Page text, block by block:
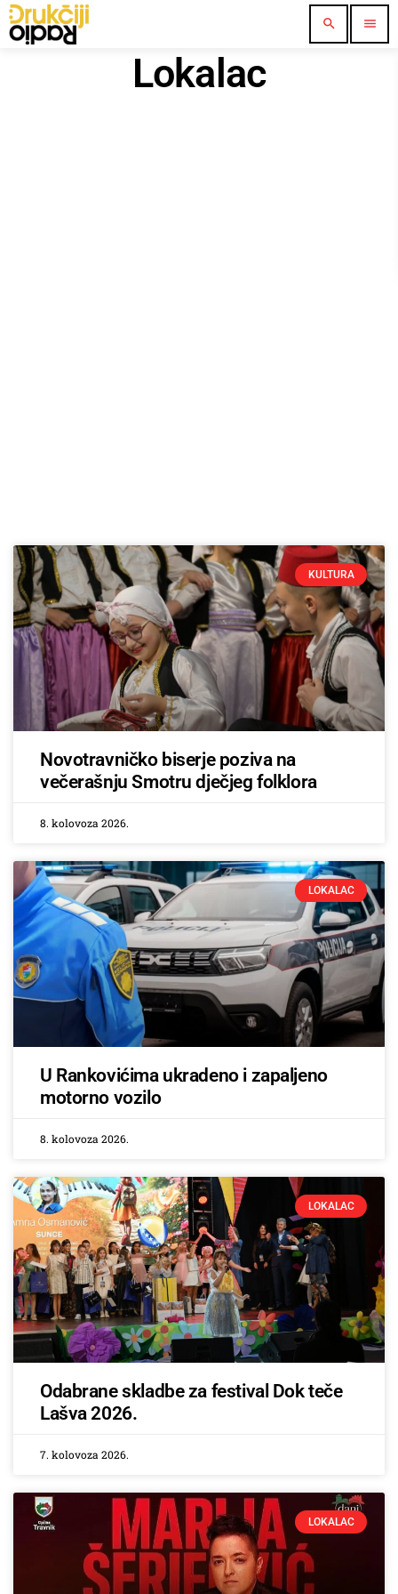
search menu
Lokalac
KULTURA
Novotravničko biserje poziva na
večerašnju Smotru dječjeg folklora
8. kolovoza 2026.
LOKALAC
U Rankovićima ukradeno i zapaljeno
motorno vozilo
8. kolovoza 2026.
LOKALAC
Odabrane skladbe za festival Dok teče
Lašva 2026.
7. kolovoza 2026.
LOKALAC